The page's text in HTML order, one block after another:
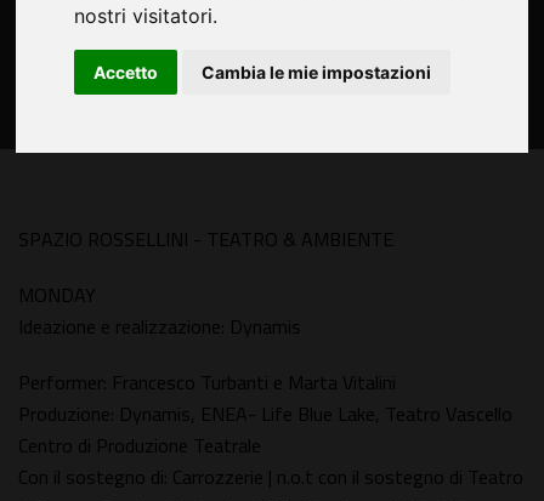
nostri visitatori.
Accetto Cambia le mie impostazioni
SPAZIO ROSSELLINI - TEATRO & AMBIENTE
MONDAY
Ideazione e realizzazione: Dynamis
Performer: Francesco Turbanti e Marta Vitalini
Produzione: Dynamis, ENEA- Life Blue Lake, Teatro Vascello
Centro di Produzione Teatrale
Con il sostegno di: Carrozzerie | n.o.t con il sostegno di Teatro